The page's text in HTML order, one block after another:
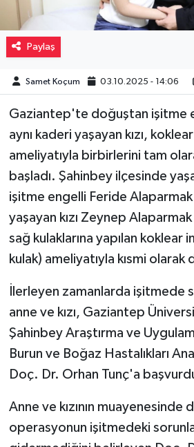
Paylaş
Samet Koçum 03.10.2025 - 14:06
Gaziantep'te doğuştan işitme
aynı kaderi yaşayan kızı,
ameliyatıyla birbirlerini tam
başladı. Şahinbey ilçesinde
işitme engelli Feride Alaparmak
yaşayan kızı Zeynep Alaparmak
sağ kulaklarına yapılan koklear
kulak) ameliyatıyla kısmi olarak
İlerleyen zamanlarda işitmede
anne ve kızı, Gaziantep
Şahinbey Araştırma ve
Burun ve Boğaz Hastalıkları
Doç. Dr. Orhan Tunç'a
Anne ve kızının muayenesinde
operasyonun işitmedeki
Sağlık
Sinemalar
Siyaset
Spor
Teknoloji
Türkiye
Video Haber
Yaşam
Yeme-İçme
Yemek